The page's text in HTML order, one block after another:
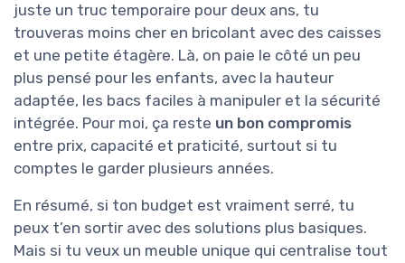
juste un truc temporaire pour deux ans, tu
trouveras moins cher en bricolant avec des caisses
et une petite étagère. Là, on paie le côté un peu
plus pensé pour les enfants, avec la hauteur
adaptée, les bacs faciles à manipuler et la sécurité
intégrée. Pour moi, ça reste un bon compromis
entre prix, capacité et praticité, surtout si tu
comptes le garder plusieurs années.
En résumé, si ton budget est vraiment serré, tu
peux t’en sortir avec des solutions plus basiques.
Mais si tu veux un meuble unique qui centralise tout